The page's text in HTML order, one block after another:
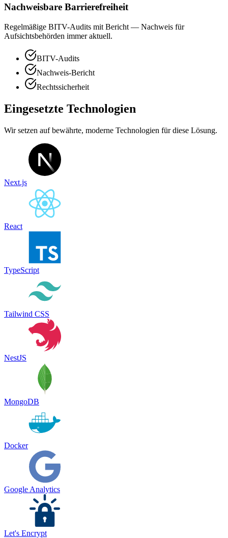
Nachweisbare Barrierefreiheit
Regelmäßige BITV-Audits mit Bericht — Nachweis für
Aufsichtsbehörden immer aktuell.
BITV-Audits
Nachweis-Bericht
Rechtssicherheit
Eingesetzte Technologien
Wir setzen auf bewährte, moderne Technologien für diese Lösung.
Next.js
React
TypeScript
Tailwind CSS
NestJS
MongoDB
Docker
Google Analytics
Let's Encrypt